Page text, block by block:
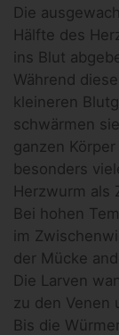
Die
Hälfte des
ins Blut
Während
kleineren
schwärmen
ganzen
besonders
Herzwurm als
Bei hohen
im
der Mücke
Die Larven
zu den Venen
Bis die